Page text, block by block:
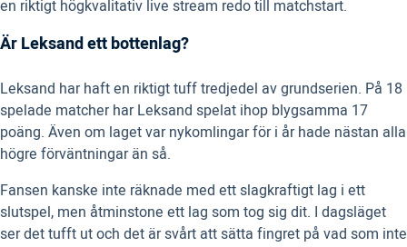
en riktigt högkvalitativ live stream redo till matchstart.
Är Leksand ett bottenlag?
Leksand har haft en riktigt tuff tredjedel av grundserien. På 18
spelade matcher har Leksand spelat ihop blygsamma 17
poäng. Även om laget var nykomlingar för i år hade nästan alla
högre förväntningar än så.
Fansen kanske inte räknade med ett slagkraftigt lag i ett
slutspel, men åtminstone ett lag som tog sig dit. I dagsläget
ser det tufft ut och det är svårt att sätta fingret på vad som inte